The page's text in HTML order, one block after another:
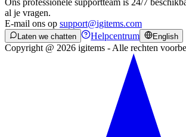
Ons professionele supportteam is 24/7
al je vragen.
E-mail ons op support@igitems.com
Laten we chatten Helpcentrum English
Copyright @ 2026 igitems - Alle rechten